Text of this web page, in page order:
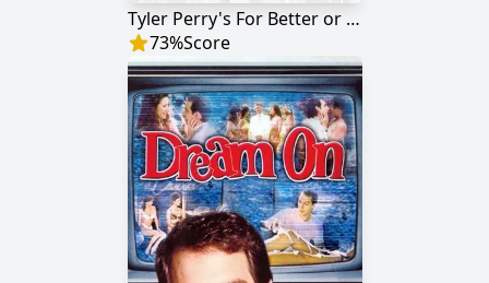
Tyler Perry's For Better or Worse
73%Score